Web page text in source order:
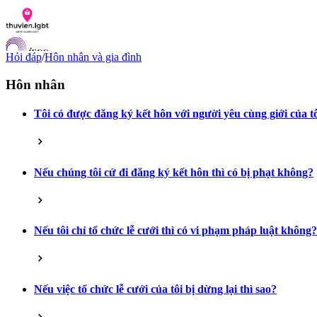
Danh sách tài liệu
Liên lạc
EN
Hỏi đáp/Hôn nhân và gia đình
Hôn nhân
Tôi có được đăng ký kết hôn với người yêu cùng giới của
Nếu chúng tôi cứ đi đăng ký kết hôn thì có bị phạt không?
Nếu tôi chỉ tổ chức lễ cưới thì có vi phạm pháp luật không?
Nếu việc tổ chức lễ cưới của tôi bị dừng lại thì sao?